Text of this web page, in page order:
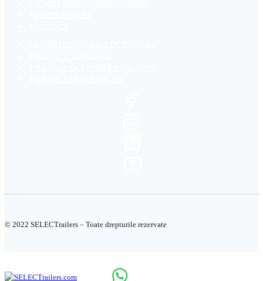
© 2022 SELECTrailers – Toate drepturile rezervate